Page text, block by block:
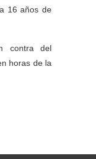
16 años de
contra del
horas de la